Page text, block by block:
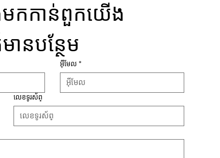
កកាន់ពួកយើង
នបន្ថែម
អ៊ីមែល *
លេខទូរស័ព្